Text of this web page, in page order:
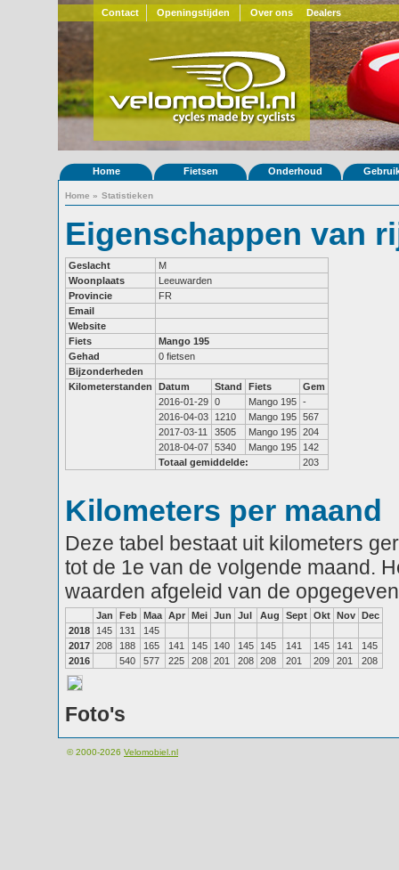
Contact Openingstijden Over ons Dealers
Home Fietsen Onderhoud
Home » Statistieken
Eigenschappen van
Geslacht
M
Woonplaats
Leeuwarden
Provincie
FR
Email
Website
Fiets
Mango 195
Gehad
0 fietsen
Bijzonderheden
Kilometerstanden
Datum Stand Fiets
Gem
2016-01-29 0 Mango 195 -
2016-04-03
1210 Mango 195 567
2017-03-11
3505 Mango 195 204
2018-04-07 5340 Mango 195
142
Totaal gemiddelde:
203
Kilometers per maand
Deze tabel bestaat uit kilometers
tot de 1e van de volgende maand.
waarden afgeleid van de
Jan Feb Maa Apr Mei Jun Jul Aug Sept Okt Nov Dec
2018
145 131
145
2017 208 188 165 141 145 140 145 145 141 145 141
145
2016
540 577 225 208 201 208 208 201 209 201 208
Foto's
© 2000-2026 Velomobiel.nl